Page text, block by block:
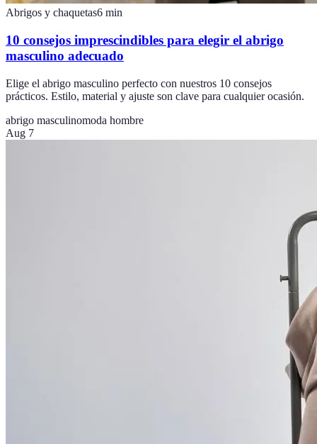
Abrigos y chaquetas6 min
10 consejos imprescindibles para elegir el abrigo
masculino adecuado
Elige el abrigo masculino perfecto con nuestros 10 consejos
prácticos. Estilo, material y ajuste son clave para cualquier ocasión.
abrigo masculinomoda hombre
Aug 7